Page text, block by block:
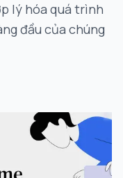
lý hóa quá trình
đầu của chúng